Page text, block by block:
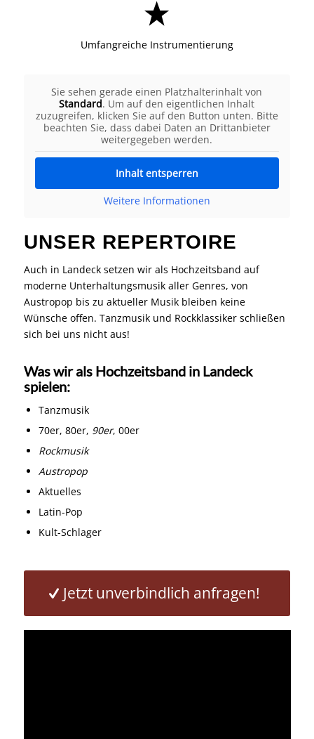
Umfangreiche Instrumentierung
Sie sehen gerade einen Platzhalterinhalt von
Standard. Um auf den eigentlichen Inhalt
zuzugreifen, klicken Sie auf den Button unten. Bitte
beachten Sie, dass dabei Daten an Drittanbieter
weitergegeben werden.
Inhalt entsperren
Weitere Informationen
UNSER REPERTOIRE
Auch in Landeck setzen wir als Hochzeitsband auf
moderne Unterhaltungsmusik aller Genres, von
Austropop bis zu aktueller Musik bleiben keine
Wünsche offen. Tanzmusik und Rockklassiker schließen
sich bei uns nicht aus!
Was wir als Hochzeitsband in Landeck
spielen:
Tanzmusik
70er, 80er, 90er, 00er
Rockmusik
Austropop
Aktuelles
Latin-Pop
Kult-Schlager
Jetzt unverbindlich anfragen!